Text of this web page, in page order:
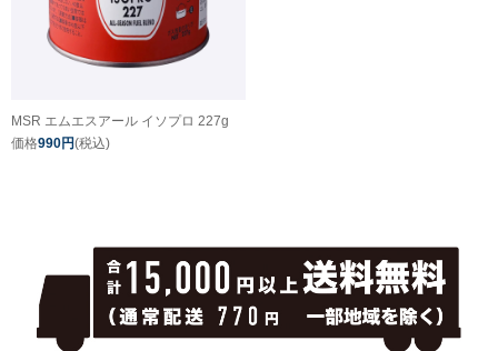
MSR エムエスアール イソプロ 227g
価格990円(税込)